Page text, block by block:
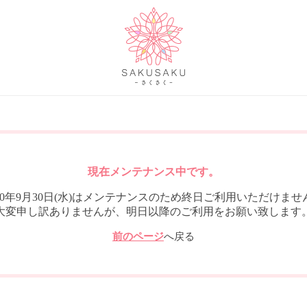
現在メンテナンス中です。
年9月30日(水)はメンテナンスのため終日ご利用いただけませ
変申し訳ありませんが、明日以降のご利用をお願い致します
前のページへ戻る